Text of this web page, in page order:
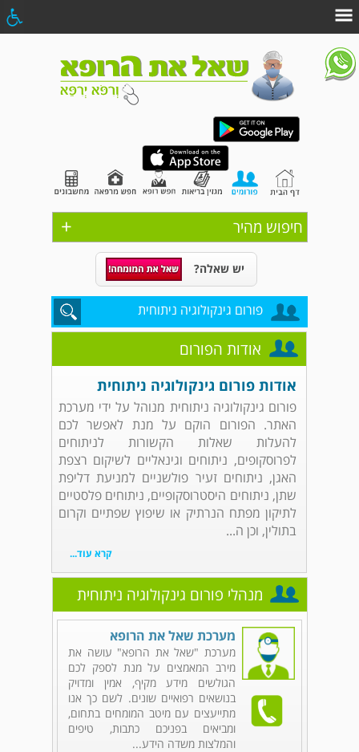
+ חיפוש מהיר
יש שאלה?
פורום גינקולוגיה ניתוחית
אודות הפורום
אודות פורום גינקולוגיה ניתוחית
פורום גינקולוגיה ניתוחית מנוהל על ידי מערכת
האתר. הפורום הוקם על מנת לאפשר לכם
להעלות שאלות הקשורות לניתוחים
לפרוסקופים, ניתוחים וגינאליים לשיקום רצפת
האגן, ניתוחים זעיר פולשניים למניעת דליפת
שתן, ניתוחים היסטרוסקופיים, ניתוחים פלסטיים
לתיקון מפתח הנרתיק או שיפוץ שפתיים וקרום
בתולין, וכן ה...
קרא עוד...
מנהלי פורום גינקולוגיה ניתוחית
מערכת שאל את הרופא
מערכת "שאל את הרופא" עושה את
מירב המאמצים על מנת לספק לכם
הגולשים מידע מקיף, אמין ומדויק
בנושאים רפואיים שונים. לשם כך אנו
מתייעצים עם מיטב המומחים בתחום,
ומביאים בפניכם כתבות, טיפים
והמלצות משדה הידע...